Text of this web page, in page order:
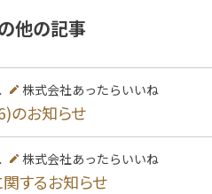
他の記事
株式会社あったらいいね
のお知らせ
株式会社あったらいいね
するお知らせ